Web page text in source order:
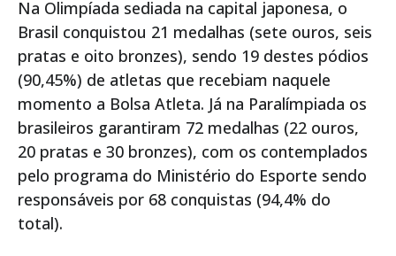
Na Olimpíada sediada na capital japonesa, o
Brasil conquistou 21 medalhas (sete ouros, seis
pratas e oito bronzes), sendo 19 destes pódios
(90,45%) de atletas que recebiam naquele
momento a Bolsa Atleta. Já na Paralímpiada os
brasileiros garantiram 72 medalhas (22 ouros,
20 pratas e 30 bronzes), com os contemplados
pelo programa do Ministério do Esporte sendo
responsáveis por 68 conquistas (94,4% do
total).